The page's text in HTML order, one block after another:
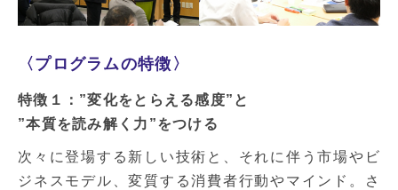
〈プログラムの特徴〉
特徴１：”変化をとらえる感度”と
”本質を読み解く力”をつける
次々に登場する新しい技術と、それに伴う市場やビ
ジネスモデル、変質する消費者行動やマインド。さ